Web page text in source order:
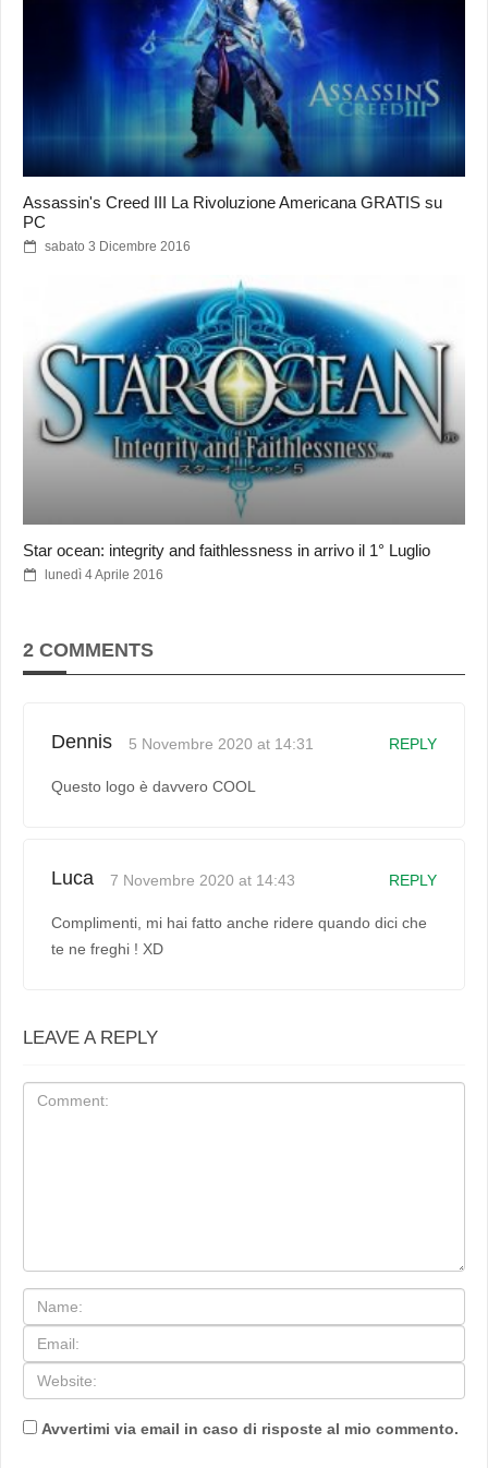
Assassin's Creed III La Rivoluzione Americana GRATIS su
PC
sabato 3 Dicembre 2016
Star ocean: integrity and faithlessness in arrivo il 1° Luglio
lunedì 4 Aprile 2016
2 COMMENTS
Dennis 5 Novembre 2020 at 14:31 REPLY
Questo logo è davvero COOL
Luca 7 Novembre 2020 at 14:43 REPLY
Complimenti, mi hai fatto anche ridere quando dici che
te ne freghi ! XD
LEAVE A REPLY
Avvertimi via email in caso di risposte al mio commento.